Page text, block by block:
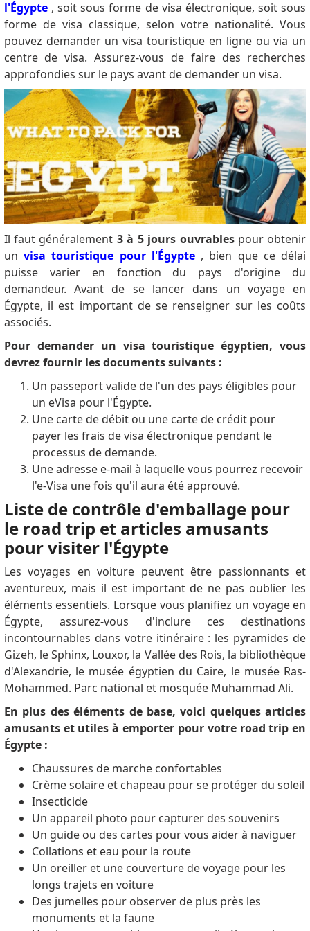
Egyptian Embassies/Consulates in Houston, TX;
Chicago, IL; New York NY; Washington DC, Panama
City, Panama and of course the Los Angeles CA
Embassy. Also I would love to thank
https://www.visa2egypt.gov.eg/eVisa/ ... they
processed my first visa... 6 month multi entry
allowing 30 days per visit. They were not yet
authorized to process the 5Y when I applied... Note...
I applied 3 months before my trip which cut down
the amount of time I could use it ... 6 months is from
the date of issue, not from date of first trip. In other
words when filing in September for my December
trip; I was given 6 months from September instead of
what I thought was 6 monts from December... keep
this in mind when you apply... I received my approval
within 3 days. In summary, my experience was as
follows: Visa On Arrival was only possible for 1 Single
Entry ($25) Visa available for 30 days... This is true for
Alexandria's airport and maybe it's different at
airport as of this writing to validate. my experience is
6 Month Visa is best to do online @
www.visa2egypt.gov.eg/eVisa/ for 5 Year Visa my
experience was first going to the local Panama City
Panama Embajada de Egipto. The staff there was also
very friendly and informative, BUT they could only
issue to Panama Citizens or those on Resident Visas
in Panama. Mailing my passport from Panama to Los
Angeles was an option but at the time the Consulates
were first authorized to process the 5 year, it was too
close for my comfort to my upcoming Egypt trip. I
then decided to try at the Alexandria Administration
of Passports & Immigration. The first day, the
officials turned me away having never heard of it. The
second day (now with written proof in hand), the
supervisor acknowledged the 5 Year Multi Entry Visa,
but said it is only processed in Cairo's Abbesiya. I
therefore went on an unplanned trip to and from
Alexandria to Cairo only to find that Abbesiya's
Officials only knew of the 6 Month Multi Entry
(available for 30 day stays per visit... same as eVisa I
different from this 5 Year Multiple Entry (TOURIST)
Visa. I then went back to the Los Angeles Consulate
since they were the only ones I found that both
acknowledged the 5Y Visa Existence AND that it was
processed by their office. The tricky part was this was
all done via DHL and USPS mail services... much more
convenient of course than flying myself back and
forth... and in the end... MISSION ACCOMPLISHED... I
had my approval within 5 days of them receiving my
passport & visa application. So for those of you who
like to skip to the end... follow my advice and simply
"Mail it In" per the instructions
egyconsulatela.com/visa based on your local
l'Égypte, soit sous forme de visa électronique, soit sous
forme de visa classique, selon votre nationalité.Vous
pouvez demander un visa touristique en ligne ou via un
centre de visa.Assurez-vous de faire des recherches
approfondies sur le pays avant de demander un visa.
Il faut généralement 3 à 5 jours ouvrables pour obtenir
un visa touristique pour l'Égypte, bien que ce délai
puisse varier en fonction du pays d'origine du
demandeur.Avant de se lancer dans un voyage en
Égypte, il est important de se renseigner sur les coûts
associés.
Pour demander un visa touristique égyptien, vous
devrez fournir les documents suivants :
Un passeport valide de l'un des pays éligibles pour
un eVisa pour l'Égypte.
Une carte de débit ou une carte de crédit pour
payer les frais de visa électronique pendant le
processus de demande.
Une adresse e-mail à laquelle vous pourrez recevoir
l'e-Visa une fois qu'il aura été approuvé.
Liste de contrôle d'emballage pour
le road trip et articles amusants
pour visiter l'Égypte
Les voyages en voiture peuvent être passionnants et
aventureux, mais il est important de ne pas oublier les
éléments essentiels. Lorsque vous planifiez un voyage en
Égypte, assurez-vous d'inclure ces destinations
incontournables dans votre itinéraire : les pyramides de
Gizeh, le Sphinx, Louxor, la Vallée des Rois, la bibliothèque
d'Alexandrie, le musée égyptien du Caire, le musée Ras-
Mohammed. Parc national et mosquée Muhammad Ali.
En plus des éléments de base, voici quelques articles
amusants et utiles à emporter pour votre road trip en
Égypte :
Chaussures de marche confortables
Crème solaire et chapeau pour se protéger du soleil
Insecticide
Un appareil photo pour capturer des souvenirs
Un guide ou des cartes pour vous aider à naviguer
Collations et eau pour la route
Un oreiller et une couverture de voyage pour les
longs trajets en voiture
Des jumelles pour observer de plus près les
monuments et la faune